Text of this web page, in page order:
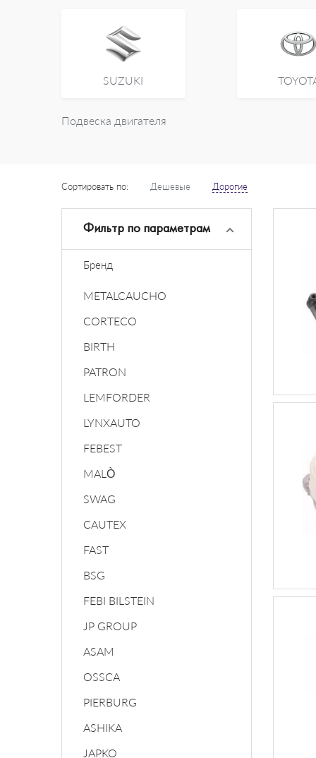
SUZUKI
Подвеска двигателя
Сортировать по: Дешевые Дорогие
Фильтр по параметрам
Бренд
METALCAUCHO
CORTECO
BIRTH
PATRON
LEMFORDER
LYNXAUTO
FEBEST
MALÒ
SWAG
CAUTEX
FAST
BSG
FEBI BILSTEIN
JP GROUP
ASAM
OSSCA
PIERBURG
ASHIKA
JAPKO